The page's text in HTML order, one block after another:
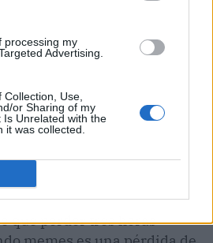
processing my
Advertising.
Use,
or Sharing of my
Is Unrelated with the
it was collected.
que perder tres horas